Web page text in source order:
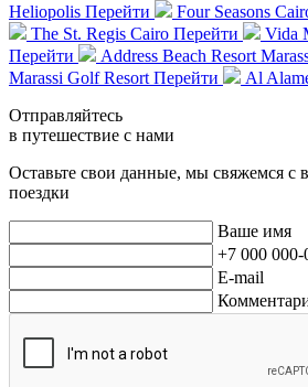
Heliopolis Перейти Four Seasons
The St. Regis Cairo Перейти
Vida
Перейти
Address Beach Resort
Marassi Golf Resort Перейти Al
Отправляйтесь
в путешествие с нами
Оставьте свои данные, мы свяжемся с
поездки
Ваше имя
+7 000 000-
E-mail